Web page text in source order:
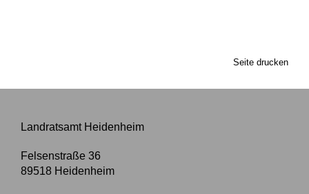
Seite drucken
Landratsamt Heidenheim
Felsenstraße 36
89518 Heidenheim